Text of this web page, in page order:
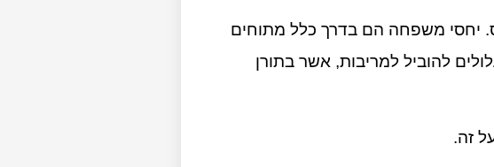
יחסי משפחה הם בדרך כלל מתוחים
להוביל למריבות, אשר בתורן
זה.